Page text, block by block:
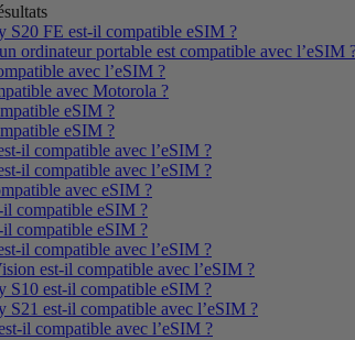
S20 FE est-il compatible eSIM ?
ordinateur portable est compatible avec l’eSIM
avec l’eSIM ?
avec Motorola ?
eSIM ?
eSIM ?
il compatible avec l’eSIM ?
il compatible avec l’eSIM ?
avec eSIM ?
compatible eSIM ?
compatible eSIM ?
il compatible avec l’eSIM ?
est-il compatible avec l’eSIM ?
S10 est-il compatible eSIM ?
S21 est-il compatible avec l’eSIM ?
il compatible avec l’eSIM ?